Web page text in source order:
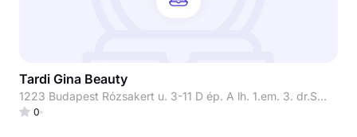
Tardi Gina Beauty
1223 Budapest Rózsakert u. 3-11 D ép. A lh. 1.em. 3. dr.Szőcs Hajnal bőrgyógyász főorvosnő rendelője
0